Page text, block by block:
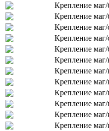
Крепление
Крепление
Крепление
Крепление
Крепление
Крепление
Крепление
Крепление
Крепление
Крепление
Крепление
Крепление